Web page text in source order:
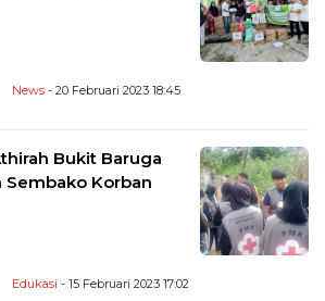
News - 20 Februari 2023 18:45
Bukit Baruga
Sembako Korban
Edukasi - 15 Februari 2023 17:02